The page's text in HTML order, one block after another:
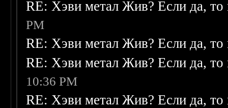
RE: Хэви метал Жив? Если да, то
PM
RE: Хэви метал Жив? Если да, то
RE: Хэви метал Жив? Если да, то
10:36 PM
RE: Хэви метал Жив? Если да, то